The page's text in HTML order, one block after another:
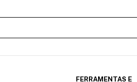
FERRAMENTAS E